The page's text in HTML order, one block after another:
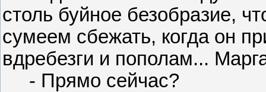
столь буйное безобразие,
сумеем сбежать, когда он
вдребезги и пополам...
- Прямо сейчас?